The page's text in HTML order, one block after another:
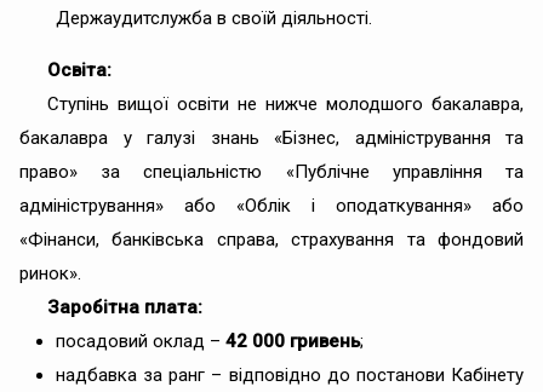
Держаудитслужба в своїй діяльності.
Освіта:
Ступінь вищої освіти не нижче молодшого бакалавра,
бакалавра у галузі знань «Бізнес, адміністрування та
право» за спеціальністю «Публічне управління та
адміністрування» або «Облік і оподаткування» або
«Фінанси, банківська справа, страхування та фондовий
ринок».
Заробітна плата:
посадовий оклад – 42 000 гривень;
надбавка за ранг – відповідно до постанови Кабінету